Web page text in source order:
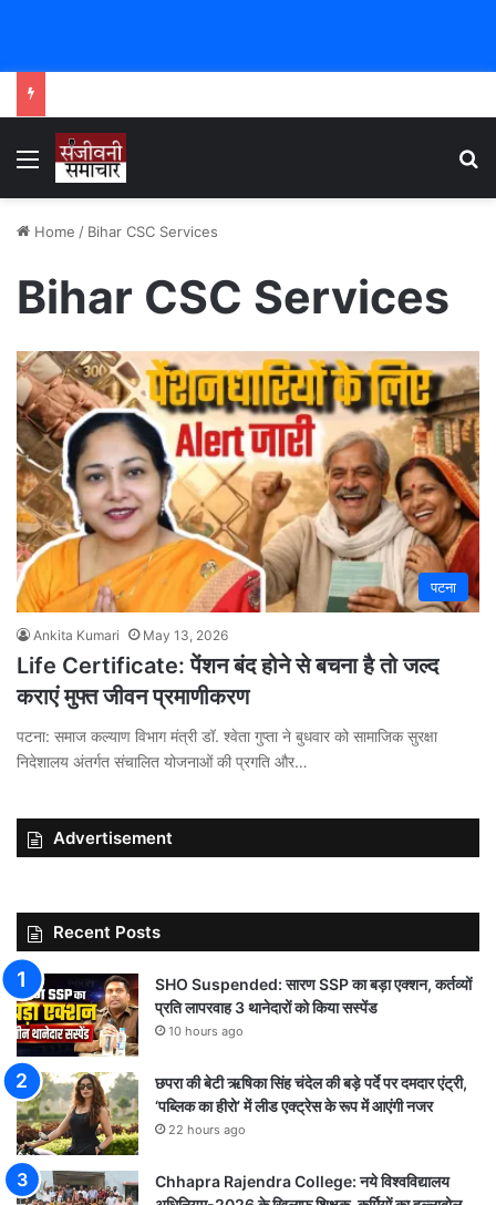
Menu
Home / Bihar CSC Services
Bihar CSC Services
पटना
Ankita Kumari May 13, 2026
Life Certificate: पेंशन बंद होने से बचना है तो जल्द
कराएं मुफ्त जीवन प्रमाणीकरण
पटना: समाज कल्‍याण विभाग मंत्री डॉ. श्‍वेता गुप्‍ता ने बुधवार को सामाजिक सुरक्षा
निदेशालय अंतर्गत संचालित योजनाओं की प्रगति और…
Advertisement
Recent Posts
SHO Suspended: सारण SSP का बड़ा एक्शन, कर्तव्यों
प्रति लापरवाह 3 थानेदारों को किया सस्पेंड
10 hours ago
छपरा की बेटी ऋषिका सिंह चंदेल की बड़े पर्दे पर दमदार एंट्री,
‘पब्लिक का हीरो’ में लीड एक्ट्रेस के रूप में आएंगी नजर
22 hours ago
Chhapra Rajendra College: नये विश्वविद्यालय